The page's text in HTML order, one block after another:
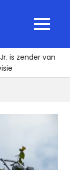
MENU
is zender van